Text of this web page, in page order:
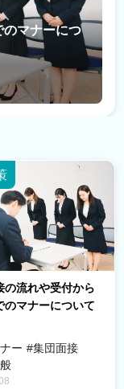
のマナーにつ
の流れや受付から
のマナーについて
ー #集団面接